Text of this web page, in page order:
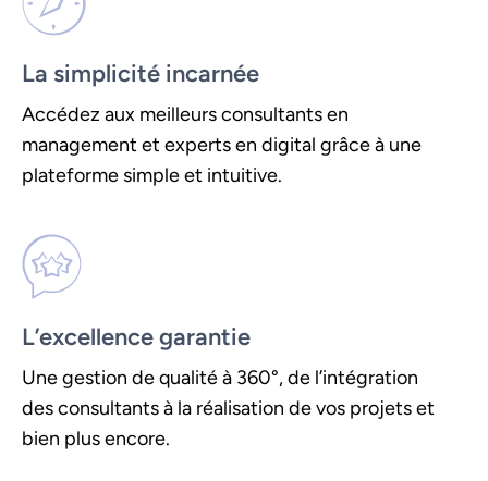
La simplicité incarnée
Accédez aux meilleurs consultants en
management et experts en digital grâce à une
plateforme simple et intuitive.
L’excellence garantie
Une gestion de qualité à 360°, de l’intégration
des consultants à la réalisation de vos projets et
bien plus encore.